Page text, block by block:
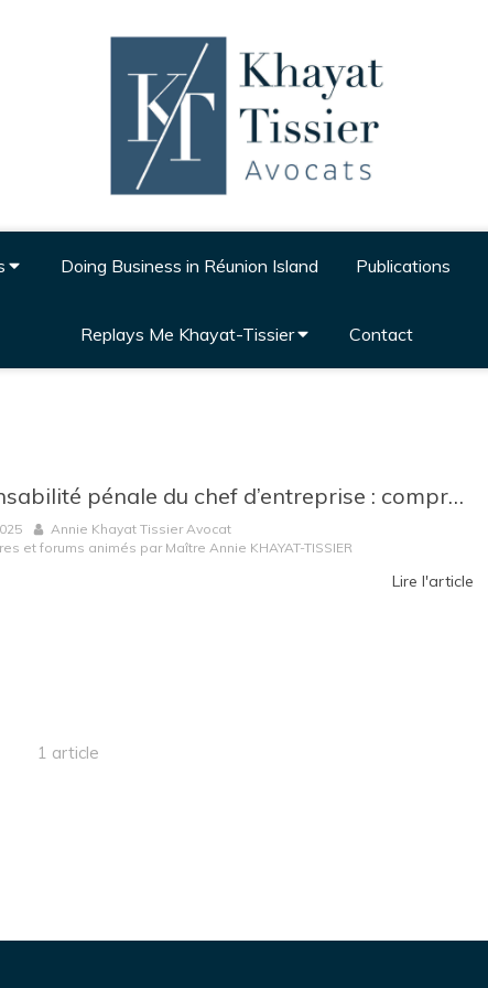
Doing Business in Réunion Island Publications
Replays Me Khayat-Tissier Contact
Responsabilité pénale du chef d’entreprise : comprendre les risques et réagir efficacement
Annie Khayat Tissier Avocat
et forums animés par Maître Annie KHAYAT-TISSIER
Lire l'article
1 article